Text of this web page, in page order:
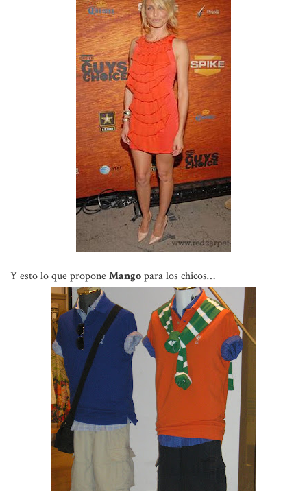
Y esto lo que proponeMangopara los chicos…